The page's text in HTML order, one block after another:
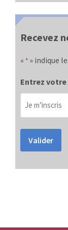
Recevez
« * » indique
Entrez
Valider